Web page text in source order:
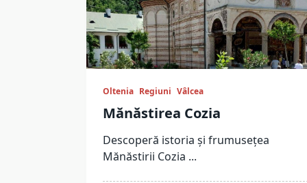
Oltenia Regiuni Vâlcea
Mănăstirea Cozia
Descoperă istoria și frumusețea
Mănăstirii Cozia ...